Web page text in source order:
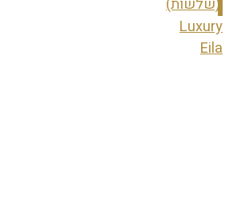
(שלשות)
Luxury
Eila